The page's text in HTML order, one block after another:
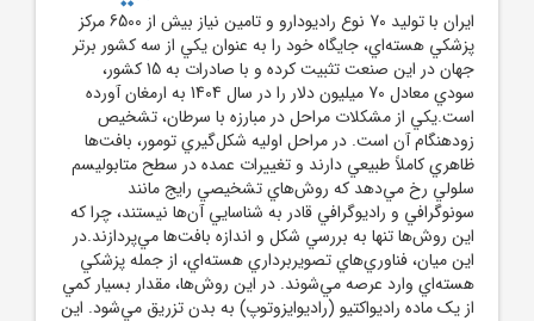
ايران با توليد 70 نوع راديودارو و تامين نياز بيش از 6500 مرکز
پزشکي هسته‌اي، جايگاه خود را به عنوان يکي از سه کشور برتر
جهان در اين صنعت تثبيت کرده و با صادرات به 15 کشور،
سودي معادل 70 ميليون دلار را در سال 1404 به ارمغان آورده
است.يکي از مشکلات مراحل در مبارزه با سرطان، تشخيص
زودهنگام آن است. در مراحل اوليه شکل‌گيري تومور، بافت‌ها
ظاهري کاملاً طبيعي دارند و تغييرات عمده در سطح متابوليسم
سلولي رخ مي‌دهد که روش‌هاي تشخيصي رايج مانند
سونوگرافي و راديوگرافي قادر به شناسايي آن‌ها نيستند، چرا که
اين روش‌ها تنها به بررسي شکل و اندازه بافت‌ها مي‌پردازند.در
اين ميان، فناوري‌هاي تصويربرداري هسته‌اي، از جمله پزشکي
هسته‌اي وارد عرصه مي‌شوند. در اين روش‌ها، مقدار بسيار کمي
از يک ماده راديواکتيو (راديوايزوتوپ) به بدن تزريق مي‌شود. اين